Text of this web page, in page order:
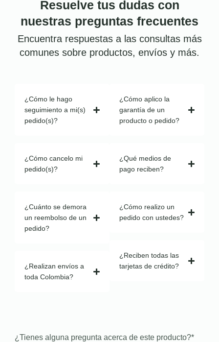
Resuelve tus dudas con
nuestras preguntas frecuentes
Encuentra respuestas a las consultas más
comunes sobre productos, envíos y más.
¿Cómo le hago
seguimiento a mi(s)
pedido(s)?
¿Cómo cancelo mi
pedido(s)?
¿Cuánto se demora
un reembolso de un
pedido?
¿Realizan envíos a
toda Colombia?
¿Cómo aplico la
garantía de un
producto o pedido?
¿Qué medios de
pago reciben?
¿Cómo realizo un
pedido con ustedes?
¿Reciben todas las
tarjetas de crédito?
¿Tienes alguna pregunta acerca de este producto?*